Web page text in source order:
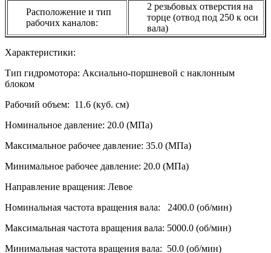
Расположение и тип
рабочих каналов:
2 резьбовых отверстия на
торце (отвод под 250 к оси
вала)
Характеристики:
Тип гидромотора: Аксиально-поршневой с наклонным
блоком
Рабочий объем: 11.6 (куб. см)
Номинальное давление: 20.0 (МПа)
Максимальное рабочее давление: 35.0 (МПа)
Минимальное рабочее давление: 20.0 (МПа)
Направление вращения: Левое
Номинальная частота вращения вала: 2400.0 (об/мин)
Максимальная частота вращения вала: 5000.0 (об/мин)
Минимальная частота вращения вала: 50.0 (об/мин)